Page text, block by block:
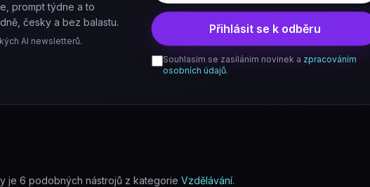
prompt týdne a to
česky a bez balastu.
AI newsletterů.
Přihlásit se k odběru
Souhlasím se zasíláním novinek a zpracováním
osobních údajů.
je 6 podobných nástrojů z kategorie Vzdělávání.